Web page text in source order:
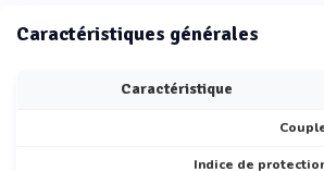
Caractéristiques générales
Caractéristique
Indice de